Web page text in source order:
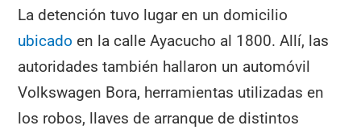
La detención tuvo lugar en un domicilio
ubicado en la calle Ayacucho al 1800. Allí, las
autoridades también hallaron un automóvil
Volkswagen Bora, herramientas utilizadas en
los robos, llaves de arranque de distintos